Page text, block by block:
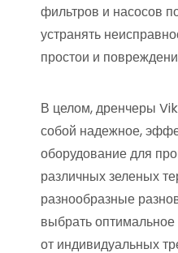
фильтров и насосов
устранять
простои и
В целом, дренчеры
собой надежное,
оборудование для
различных зеленых
разнообразные
выбрать
от индивидуальных